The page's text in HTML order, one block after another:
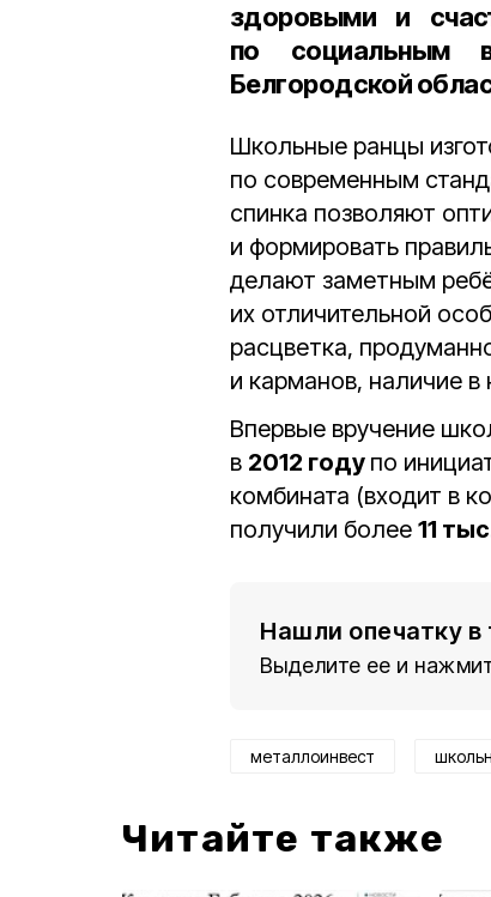
здоровыми и
по социальным
Белгородской
Школьные ранцы
по современным
спинка позволяют
и формировать
делают заметным
их отличительной
расцветка,
и карманов, наличие
Впервые вручение
в 2012 году по
комбината (входит в
получили более 11
Нашли опечатку в
Выделите ее и
металлоинвест
Читайте также